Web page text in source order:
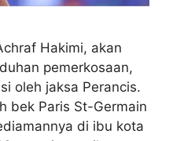
Hakimi, akan
pemerkosaan,
oleh jaksa Perancis.
bek Paris St-Germain
di ibu kota